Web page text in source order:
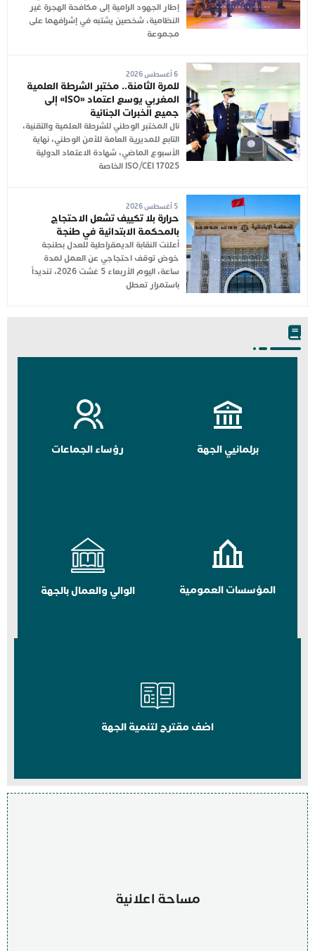
إطار الجهود الرامية إلى مكافحة الهجرة غير
النظامية، شخصين يشتبه في إشرافهما على
مجموعة
6 أغسطس 2026
للمرة الثامنة.. مختبر الشرطة العلمية
المغربي يوسع اعتماد «ISO» إلى
جميع الخبرات الجنائية
نال المختبر الوطني للشرطة العلمية والتقنية،
التابع للمديرية العامة للأمن الوطني، نهاية
الأسبوع الماضي، شهادة الاعتماد الدولية
ISO/CEI 17025 الخاصة
5 أغسطس 2026
حرارة بلا تكييف تشعل الاحتجاج
بالمحكمة الابتدائية في طنجة
أعلنت النقابة الديمقراطية للعدل بطنجة
خوض توقف احتجاجي عن العمل لمدة
ساعة، اليوم الأربعاء 5 غشت 2026، تنديداً
باستمرار تعطل
برلمانيي الجهة رؤساء الجماعات
المؤسسات العمومية الوالي والعمال بالجهة
اضف مقترح لتنمية الجهة
مساحة اعلانية